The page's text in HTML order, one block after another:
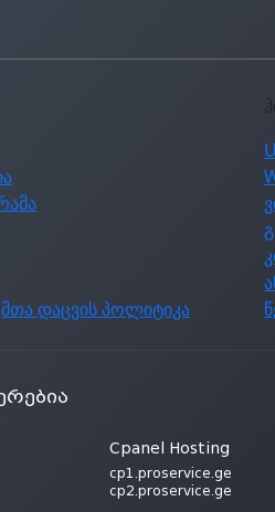
დაცვის პოლიტიკა
Cpanel Hosting
cp1.proservice.ge
cp2.proservice.ge